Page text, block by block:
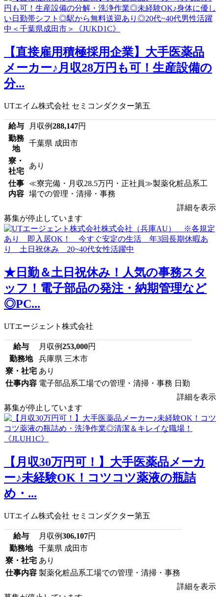
【直接雇用積極採用企業】大手医薬品
メーカー♪月収28万円も可！生産設備の
分...
UTエイム株式会社 セミコンダクター第五
給与 月収例288,147円
勤務
地
千葉県 成田市
寮・
社宅
あり
仕事
内容
≪寮完備・月収28.5万円・正社員≫製薬化粧品系工
場での管理・清掃・事務
詳細を表示
募集が停止しています
★日勤＆土日祝休み！人気の事務スタ
ッフ！電子部品の発注・納期管理など
◎PC...
UTエージェント株式会社
給与 月収例253,000円
勤務地
兵庫県 三木市
寮・社宅 あり
仕事内容 電子部品系工場での管理・清掃・事務 日勤
詳細を表示
募集が停止しています
【月収30万円可！】大手医薬品メーカ
ー♪未経験OK！コツコツ薬液の瓶詰
め・...
UTエイム株式会社 セミコンダクター第五
給与 月収例306,107円
勤務地
千葉県 成田市
寮・社宅 あり
仕事内容 製薬化粧品系工場での管理・清掃・事務
詳細を表示